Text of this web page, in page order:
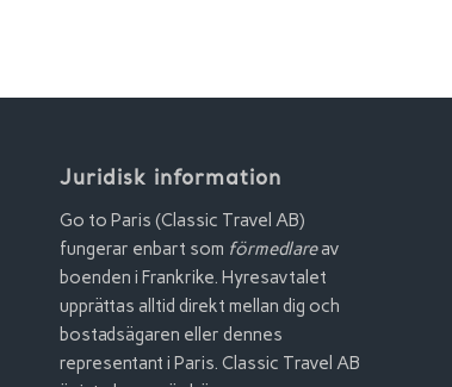
Juridisk information
Go to Paris (Classic Travel AB)
fungerar enbart som förmedlareav
boenden i Frankrike. Hyresavtalet
upprättas alltid direkt mellan dig och
bostadsägaren eller dennes
representant i Paris. Classic Travel AB